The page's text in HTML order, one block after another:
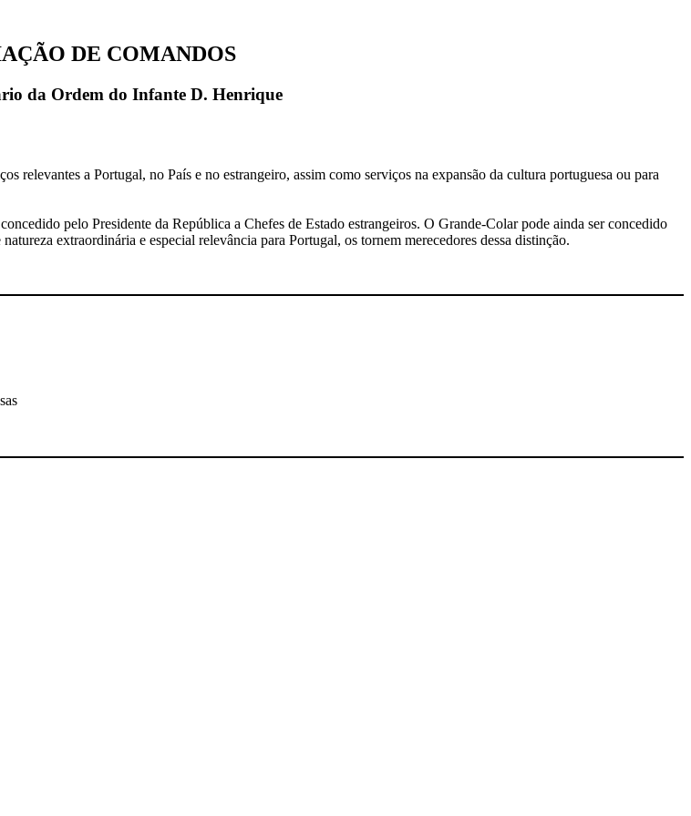
DE COMANDOS
da Ordem do Infante D. Henrique
relevantes a Portugal, no País e no estrangeiro, assim como serviços na expansão da cultura portuguesa ou para
pelo Presidente da República a Chefes de Estado estrangeiros. O Grande-Colar pode ainda ser concedido
extraordinária e especial relevância para Portugal, os tornem merecedores dessa distinção.